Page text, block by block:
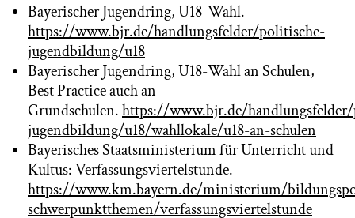
Bayerischer Jugendring, U18-Wahl.
https://www.bjr.de/handlungsfelder/politische-
jugendbildung/u18
Bayerischer Jugendring, U18-Wahl an Schulen,
Best Practice auch an
Grundschulen.https://www.bjr.de/
jugendbildung/u18/wahllokale/u18-an-schulen
Bayerisches Staatsministerium für Unterricht und
Kultus: Verfassungsviertelstunde.
https://www.km.bayern.de/ministerium/
schwerpunktthemen/verfassungsviertelstunde